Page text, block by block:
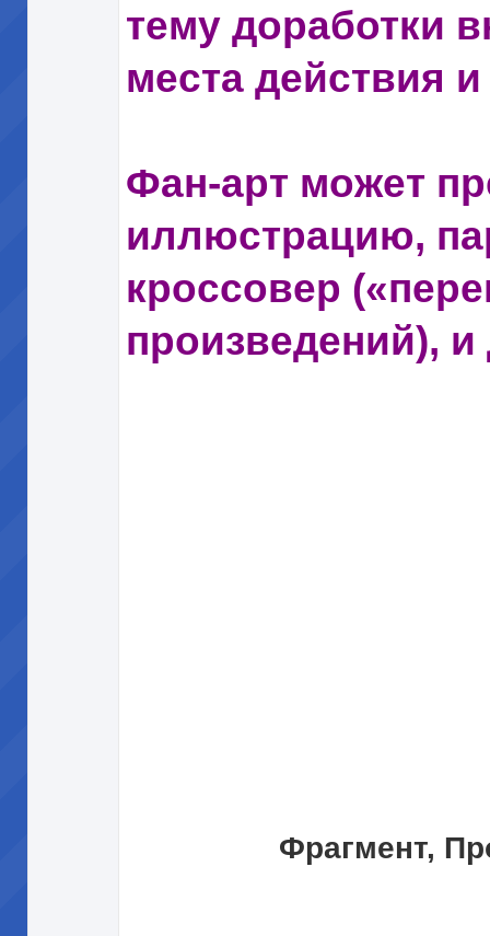
тему доработки
места действия и
Фан-арт может
иллюстрацию,
кроссовер
произведений), и
Фрагмент,